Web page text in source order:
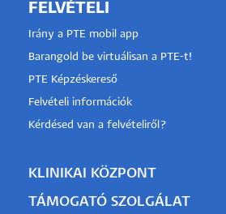
FELVÉTELI
Irány a PTE mobil app
Barangold be virtuálisan a PTE-t!
PTE Képzéskereső
Felvételi információk
Kérdésed van a felvételiről?
KLINIKAI KÖZPONT
TÁMOGATÓ SZOLGÁLAT